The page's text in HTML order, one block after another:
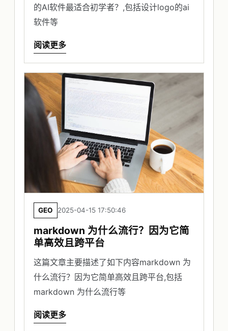
的AI软件最适合初学者？,包括设计logo的ai
软件等
阅读更多
GEO 2025-04-15 17:50:46
markdown 为什么流行？因为它简
单高效且跨平台
这篇文章主要描述了如下内容markdown 为
什么流行？因为它简单高效且跨平台,包括
markdown 为什么流行等
阅读更多